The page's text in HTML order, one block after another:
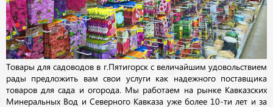
Товары для садоводов в г.Пятигорск с величайшим удовольствием
рады предложить вам свои услуги как надежного поставщика
товаров для сада и огорода. Мы работаем на рынке Кавказских
Минеральных Вод и Северного Кавказа уже более 10-ти лет и за